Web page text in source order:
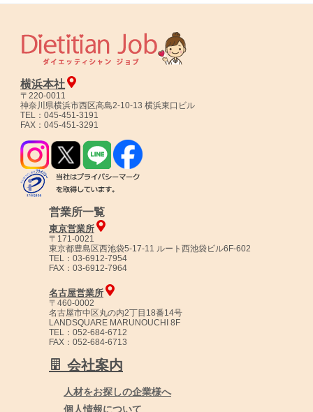
横浜本社
〒220-0011
神奈川県横浜市西区高島2-10-13 横浜東口ビル
TEL：045-451-3191
FAX：045-451-3291
営業所一覧
東京営業所
〒171-0021
東京都豊島区西池袋5-17-11 ルート西池袋ビル6F-602
TEL：03-6912-7954
FAX：03-6912-7964
名古屋営業所
〒460-0002
名古屋市中区丸の内2丁目18番14号
LANDSQUARE MARUNOUCHI 8F
TEL：052-684-6712
FAX：052-684-6713
会社案内
人材をお探しの企業様へ
個人情報について